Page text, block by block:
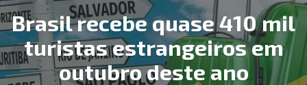
Brasil recebe quase 410 mil
turistas estrangeiros em
outubro deste ano